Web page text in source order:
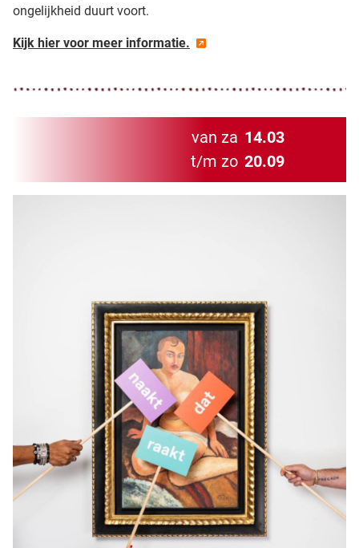
ongelijkheid duurt voort.
Kijk hier voor meer informatie.
van za 14.03
t/m zo 20.09